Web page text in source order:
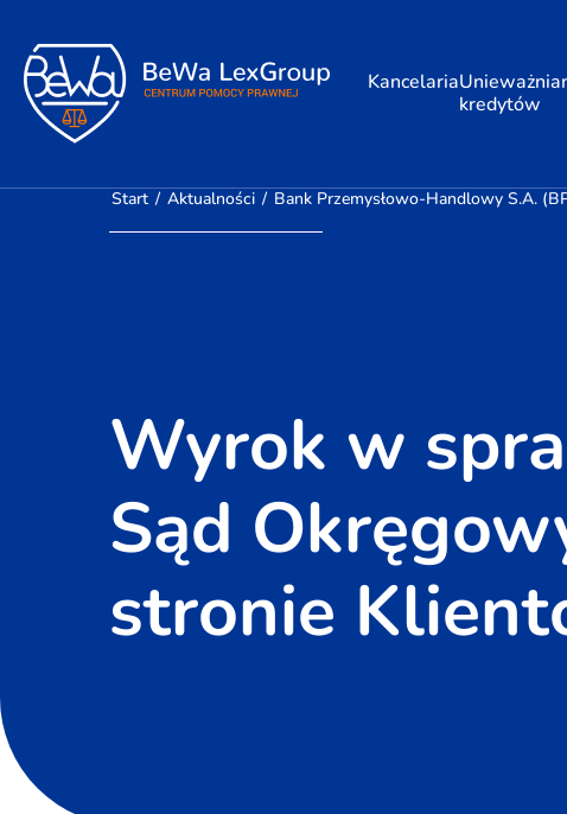
Kancelaria
kredytów
Start / Aktualności / Bank Przemysłowo-Handlowy S.A.
Wyrok w
Sąd
stronie